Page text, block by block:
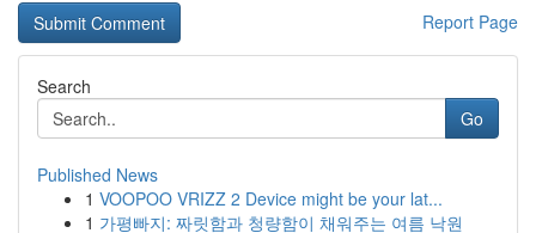
Report Page
Search
Go
Published News
1 VOOPOO VRIZZ 2 Device might be your lat...
1 가평빠지: 짜릿함과 청량함이 채워주는 여름 낙원